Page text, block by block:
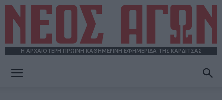
Η ΑΡΧΑΙΟΤΕΡΗ ΠΡΩΪΝΗ ΚΑΘΗΜΕΡΙΝΗ ΕΦΗΜΕΡΙΔΑ ΤΗΣ ΚΑΡΔΙΤΣΑΣ